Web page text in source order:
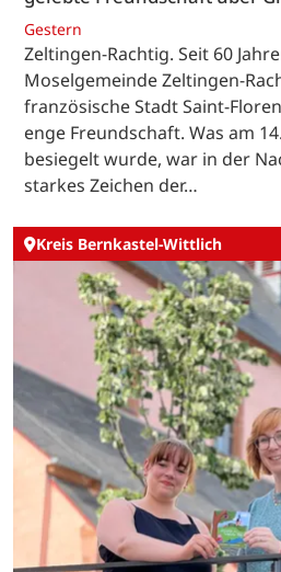
Gestern
Zeltingen-Rachtig. Seit 60
Moselgemeinde Zeltingen-
französische Stadt Saint-
enge Freundschaft. Was am
besiegelt wurde, war in der
starkes Zeichen der…
Kreis Bernkastel-Wittlich